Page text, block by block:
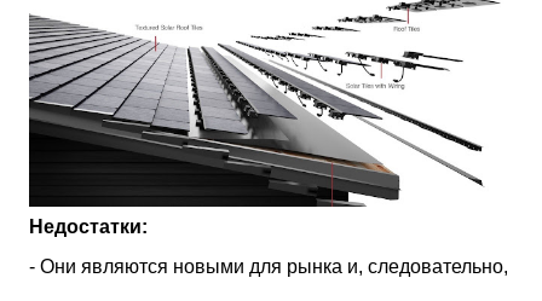
Недостатки:
- Они являются новыми для рынка и, следовательно,